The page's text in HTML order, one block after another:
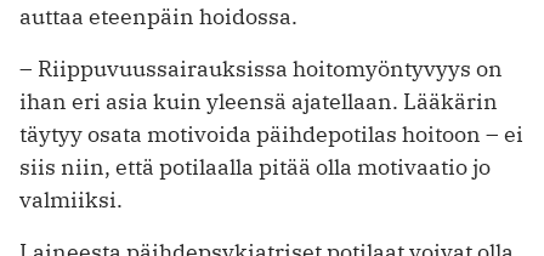
auttaa eteenpäin hoidossa.
– Riippuvuussairauksissa hoitomyöntyvyys on
ihan eri asia kuin yleensä ajatellaan. Lääkärin
täytyy osata motivoida päihdepotilas hoitoon – ei
siis niin, että potilaalla pitää olla motivaatio jo
valmiiksi.